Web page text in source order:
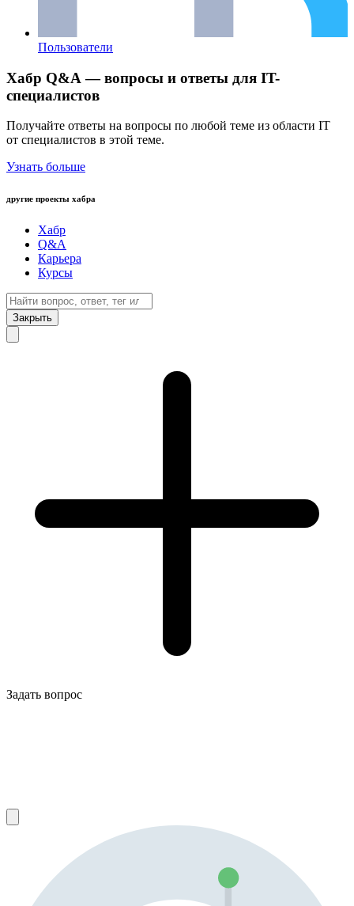
Пользователи
Хабр Q&A — вопросы и ответы для IT-
специалистов
Получайте ответы на вопросы по любой теме из области IT
от специалистов в этой теме.
Узнать больше
другие проекты хабра
Хабр
Q&A
Карьера
Курсы
Закрыть
Задать вопрос